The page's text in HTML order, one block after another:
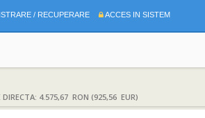
/ RECUPERARE ACCES IN SISTEM
DIRECTA: 4.575,67 RON (925,56 EUR)